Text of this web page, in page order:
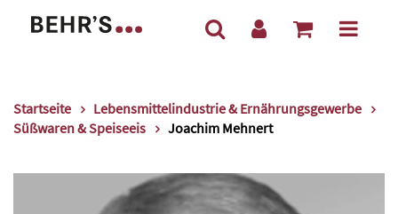
Startseite
Lebensmittelindustrie & Ernährungsgewerbe
Süßwaren & Speiseeis
Joachim Mehnert